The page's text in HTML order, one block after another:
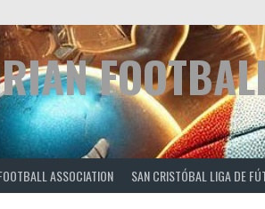
ASSOCIATION SAN CRISTÓBAL LIGA DE